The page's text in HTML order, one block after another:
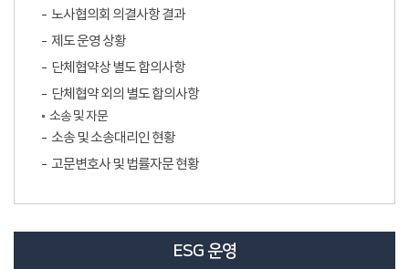
노사협의회 의결사항 결과
제도 운영 상황
단체협약상 별도 합의사항
단체협약 외의 별도 합의사항
소송 및 자문
소송 및 소송대리인 현황
고문변호사 및 법률자문 현황
ESG 운영